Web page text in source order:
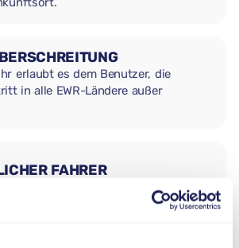
erlaubt es dem Benutzer, die
in alle EWR-Ländere außer
FAHRER